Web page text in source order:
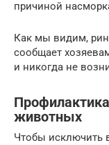
причиной
Как мы видим,
сообщает
и никогда не
животных
Чтобы исключить